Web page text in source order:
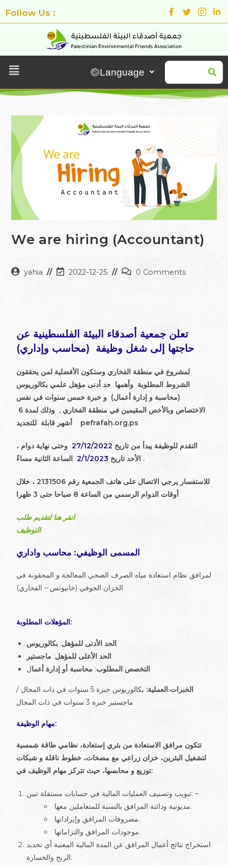
Follow Us :
Language
We are hiring (Accountant)
yahia 2022-12-25 0 Comments
تعلن جمعية أصدقاء البيئة الفلسطينية عن
حاجتها إلى شغل وظيفة (محاسب وإداري)
لمشروع في منطقة الفخاري وستكون الأفضلية لمن يحققون
الشروط المطلوبة وأهمها حد أدنى مؤهل علمي بكالوريوس
(محاسبة و إدارة أعمال) و خبرة خمس سنوات في نفس
الاختصاص وبالأخص المقيمين في منطقة الفخاري
pefrafah.org.ps
، التقدم للوظيفة يبدأ من تاريخ
وحتى نهاية دوام
الأحد تاريخ 2/1/2023 الساعة الثانية مساءً .
للاستفسار يرجي الاتصال على هاتف الجمعية رقم 2131506 ، خلال
أوقات الدوام الرسمي من الساعة 8 صباحا حتى 3 ظهرا
انقر هنا لتقديم طلب
التوظيف
المسمى الوظيفي: محاسب واداري
لمرافق نظام استعادة مياه الصرف الصحي المعالجة و المحقونة في
الخزان الجوفي (خانيونس – الفخاري)
المؤهلات المطلوبة:
الحد الأدنى للمؤهل: بكالوريوس
الحد الأعلى للمؤهل: ماجستير
التخصص المطلوب: محاسبة أو إدارة أعمال
الخبرات العملية:
بكالوريوس خبرة 5 سنوات في ذات المجال /
ماجستير خبرة 3 سنوات في ذات المجال
مهام الوظيفة:
تتكون مرافق الاستعادة من بئري إستعادة، نظامي طاقة شمسية
لتشغيل البئرين، خزان زراعي مع مضخات، خطوط ناقلة و شبكات
توزيع و محابسها، حيث تتركز مهام الوظيف في:
تبويب وتصنيف العمليات المالية في حسابات مستقلة تبين: –
مديونية ودائنة المرافق بالنسبة للمتعاملين معها.
مصروفات المرافق وإيراداتها.
موجودات المرافق والتزاماتها.
استخراج نتائج أعمال المرافق عن المدة المالية المعنية أي تحديد
الربح والخسارة.